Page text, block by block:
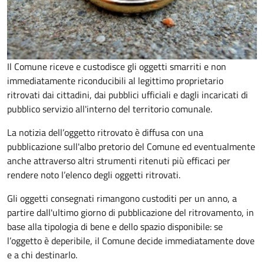
Il Comune riceve e custodisce gli oggetti smarriti e non
immediatamente riconducibili al legittimo proprietario
ritrovati dai cittadini, dai pubblici ufficiali e dagli incaricati di
pubblico servizio all'interno del territorio comunale.
La notizia dell’oggetto ritrovato è diffusa con una
pubblicazione sull'albo pretorio del Comune ed eventualmente
anche attraverso altri strumenti ritenuti più efficaci per
rendere noto l’elenco degli oggetti ritrovati.
Gli oggetti consegnati rimangono custoditi per un anno, a
partire dall'ultimo giorno di pubblicazione del ritrovamento, in
base alla tipologia di bene e dello spazio disponibile: se
l’oggetto è deperibile, il Comune decide immediatamente dove
e a chi destinarlo.